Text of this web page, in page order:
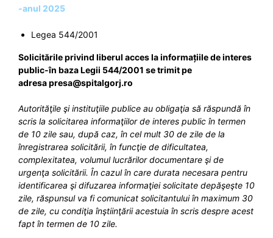
-anul 2025
Legea 544/2001
Solicitările privind liberul acces la informațiile de interes
public-în baza Legii 544/2001 se trimit pe
adresa presa@spitalgorj.ro
Autorităţile şi instituţiile publice au obligaţia să răspundă în
scris la solicitarea informaţiilor de interes public în termen
de 10 zile sau, după caz, în cel mult 30 de zile de la
înregistrarea solicitării, în funcţie de dificultatea,
complexitatea, volumul lucrărilor documentare şi de
urgenţa solicitării. În cazul în care durata necesara pentru
identificarea şi difuzarea informaţiei solicitate depăşeşte 10
zile, răspunsul va fi comunicat solicitantului în maximum 30
de zile, cu condiţia înştiinţării acestuia în scris despre acest
fapt în termen de 10 zile.